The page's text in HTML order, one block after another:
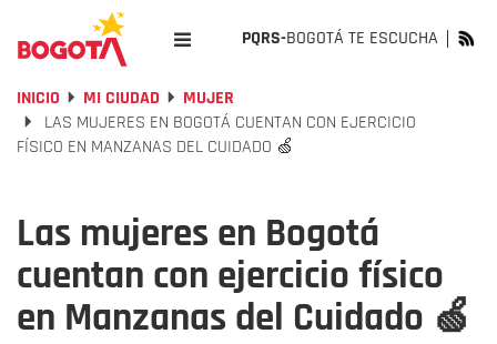
PQRS-BOGOTÁ TE ESCUCHA
INICIO MI CIUDAD
MUJER
LAS MUJERES EN BOGOTÁ CUENTAN CON EJERCICIO
FÍSICO EN MANZANAS DEL CUIDADO 🍏
Las mujeres en Bogotá
cuentan con ejercicio físico
en Manzanas del Cuidado 🍏